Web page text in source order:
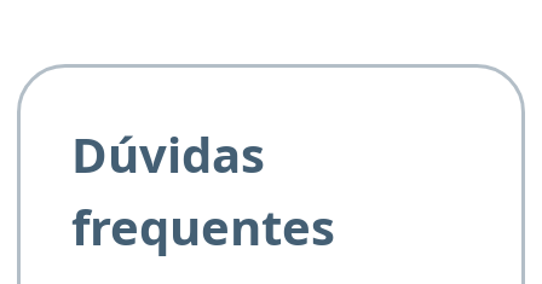
Dúvidas
frequentes